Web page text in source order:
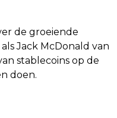
de groeiende
Jack McDonald van
stablecoins op de
doen.